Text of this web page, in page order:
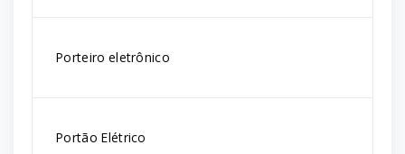
Porteiro eletrônico
Portão Elétrico